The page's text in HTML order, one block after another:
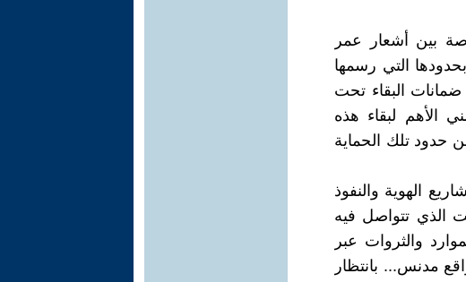
بين أشعار عمر
التي رسمها
ضمانات البقاء تحت
الأهم لبقاء هذه
حدود تلك الحماية
الهوية والنفوذ
الذي تتواصل فيه
والثروات عبر
مدنس... بانتظار